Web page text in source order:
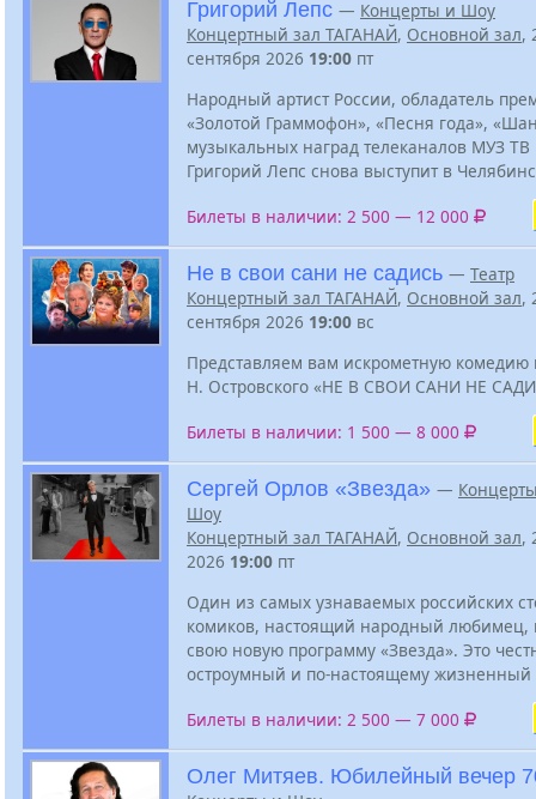
Григорий Лепс — Концерты и Шоу
Концертный зал ТАГАНАЙ, Основной зал,
сентября 2026 19:00 пт
Народный артист России, обладатель
«Золотой Граммофон», «Песня года»,
музыкальных наград телеканалов МУЗ ТВ
Григорий Лепс снова выступит в
Билеты в наличии: 2 500 — 12 000
Не в свои сани не садись — Театр
Концертный зал ТАГАНАЙ, Основной зал,
сентября 2026 19:00 вс
Представляем вам искрометную комедию
Н. Островского «НЕ В СВОИ САНИ НЕ
Билеты в наличии: 1 500 — 8 000
Сергей Орлов «Звезда» —
Шоу
Концертный зал ТАГАНАЙ, Основной зал,
2026 19:00 пт
Один из самых узнаваемых российских
комиков, настоящий народный любимец,
свою новую программу «Звезда». Это
остроумный и по-настоящему
Билеты в наличии: 2 500 — 7 000
Олег Митяев. Юбилейный вечер